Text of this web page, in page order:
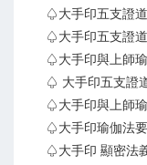
♤大手印五支證
♤大手印五支證
♤大手印與上師
♤ 大手印五支證
♤大手印與上師
♤大手印瑜伽法
♤大手印 顯密法